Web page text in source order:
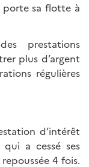
porte sa flotte à
prestations
plus d’argent
régulières
d’intérêt
a cessé ses
4 fois.